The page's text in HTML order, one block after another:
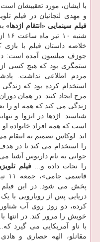
با ایشان، مورد تعقیبشان
و مهدی لنجانیان در فیلم
فیلم سینمایی «انتقام اژدها»
خلاصه داستان فیلم با بازی
جوزف میلسون آمده است: در
ستمگری بود که هیچ کسی
مردم اطلاعی نداشت.
استخدام کرده بود که
مرج ایجاد کنند. در همان
زندگی می کند که همه او را
شناسند. اژدها در انزوا و
است که همه افراد خانواده
اند. لوکاس تصمیم به
را استخدام می کند تا در
جوانی به نام داریوس آشنا
را نجات داده و...فیلم
پخش می شود. در این فیلم
دریایی پس از رویارویی با
کرده، دو روز روی آب
خویش را مرور کند. در انتها
با ناو آمریکایی می گیرد